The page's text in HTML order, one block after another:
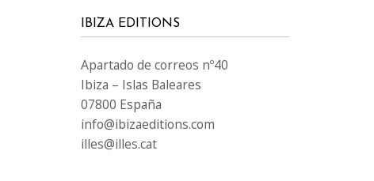
IBIZA EDITIONS
Apartado de correos nº40
Ibiza – Islas Baleares
07800 España
info@ibizaeditions.com
illes@illes.cat